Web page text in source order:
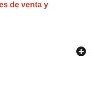
de venta y